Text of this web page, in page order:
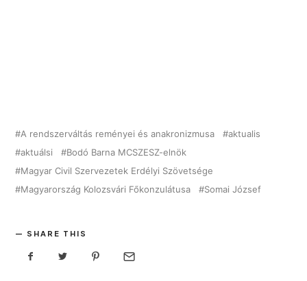
A rendszerváltás reményei és anakronizmusa
aktualis
aktuálsi
Bodó Barna MCSZESZ-elnök
Magyar Civil Szervezetek Erdélyi Szövetsége
Magyarország Kolozsvári Főkonzulátusa
Somai József
SHARE THIS